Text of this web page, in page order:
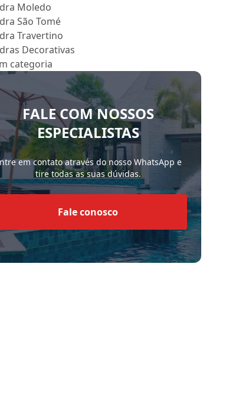
Moledo
São Tomé
Travertino
Decorativas
categoria
FALE COM NOSSOS
ESPECIALISTAS
em contato através do nosso WhatsApp e
tire todas as suas dúvidas.
Fale conosco